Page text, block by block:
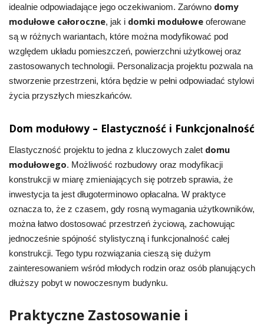
idealnie odpowiadające jego oczekiwaniom. Zarówno domy
modułowe całoroczne, jak i domki modułoweoferowane
są w różnych wariantach, które można modyfikować pod
względem układu pomieszczeń, powierzchni użytkowej oraz
zastosowanych technologii. Personalizacja projektu pozwala na
stworzenie przestrzeni, która będzie w pełni odpowiadać stylowi
życia przyszłych mieszkańców.
Dom modułowy – Elastyczność i Funkcjonalność
Elastyczność projektu to jedna z kluczowych zalet domu
modułowego. Możliwość rozbudowy oraz modyfikacji
konstrukcji w miarę zmieniających się potrzeb sprawia, że
inwestycja ta jest długoterminowo opłacalna. W praktyce
oznacza to, że z czasem, gdy rosną wymagania użytkowników,
można łatwo dostosować przestrzeń życiową, zachowując
jednocześnie spójność stylistyczną i funkcjonalność całej
konstrukcji. Tego typu rozwiązania cieszą się dużym
zainteresowaniem wśród młodych rodzin oraz osób planujących
dłuższy pobyt w nowoczesnym budynku.
Praktyczne Zastosowanie i